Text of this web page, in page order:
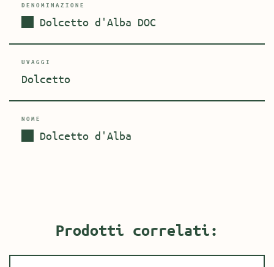
DENOMINAZIONE
Dolcetto d'Alba DOC
UVAGGI
Dolcetto
NOME
Dolcetto d'Alba
Prodotti correlati: